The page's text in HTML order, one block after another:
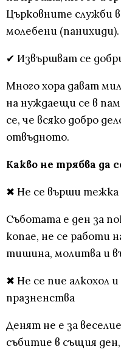
Църковните служби
молебени (панихиди).
✔ Извършват се
Много хора дават
на нуждаещи се в
се, че всяко добро
отвъдното.
Какво не трябва да
✖ Не се върши тежка
Съботата е ден за
копае, не се работи
тишина, молитва и
✖ Не се пие алкохол
празненства
Денят не е за
събитие в същия